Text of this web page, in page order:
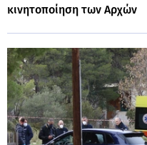
κινητοποίηση των Αρχών